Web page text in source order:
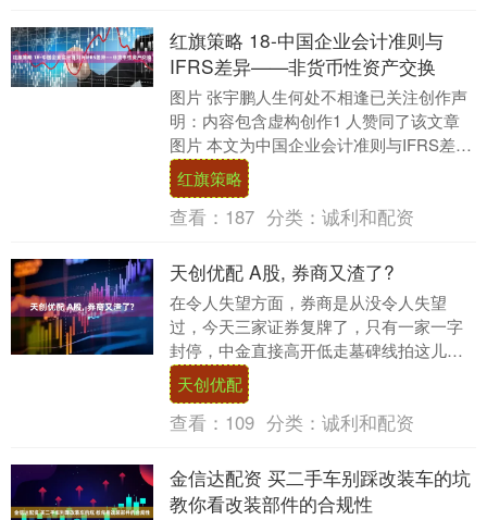
红旗策略 18-中国企业会计准则与
IFRS差异——非货币性资产交换
图片 张宇鹏人生何处不相逢已关注创作声
明：内容包含虚构创作1 人赞同了该文章
图片 本文为中国企业会计准则与IFRS差异
系列文章的第十八篇如本系列的开篇中国
企业....
红旗策略
查看： 187 分类： 诚利和配资
天创优配 A股, 券商又渣了?
在令人失望方面，券商是从没令人失望
过，今天三家证券复牌了，只有一家一字
封停，中金直接高开低走墓碑线拍这儿
了： 其它的也就没什么可说的了，气氛组
就是气氛组…… 昨....
天创优配
查看： 109 分类： 诚利和配资
金信达配资 买二手车别踩改装车的坑
教你看改装部件的合规性